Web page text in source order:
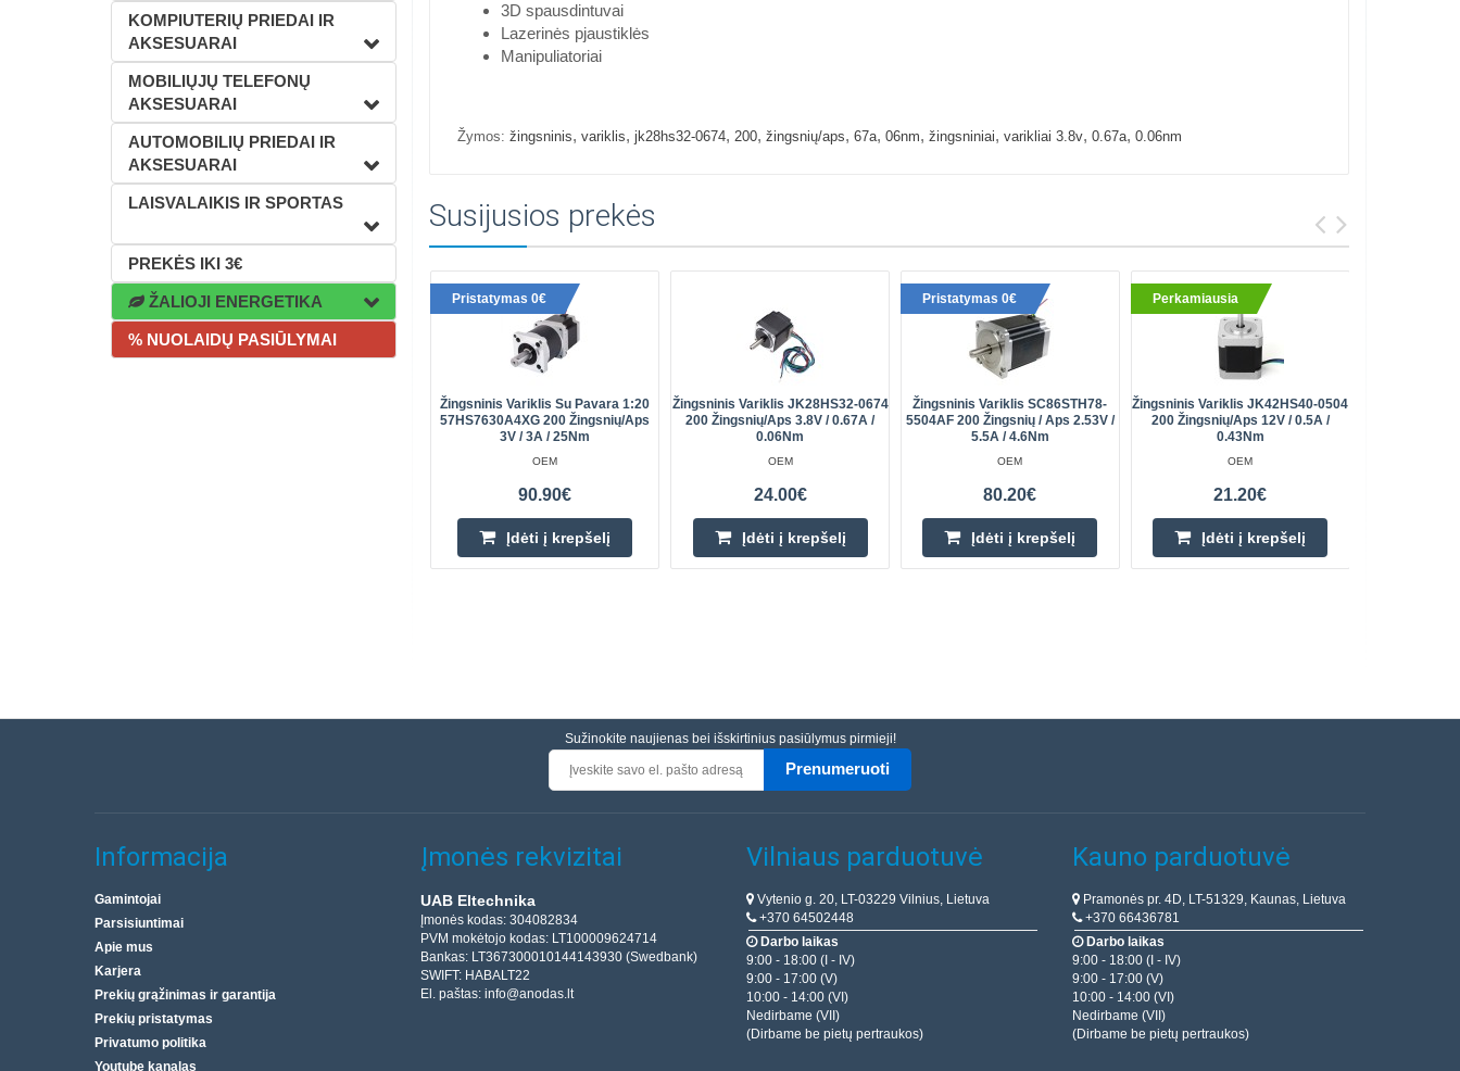
KOMPIUTERIŲ PRIEDAI IR
AKSESUARAI
MOBILIŲJŲ TELEFONŲ
AKSESUARAI
AUTOMOBILIŲ PRIEDAI IR
AKSESUARAI
LAISVALAIKIS IR SPORTAS
PREKĖS IKI 3€
ŽALIOJI ENERGETIKA
% NUOLAIDŲ PASIŪLYMAI
3D spausdintuvai
Lazerinės pjaustiklės
Manipuliatoriai
Žymos: žingsninis, variklis, jk28hs32-0674, 200, žingsnių/aps, 67a, 06nm, žingsniniai, varikliai 3.8v, 0.67a, 0.06nm
Susijusios prekės
Pristatymas 0€
Žingsninis Variklis Su Pavara 1:20
57HS7630A4XG 200 Žingsnių/aps
3V / 3A / 25Nm
OEM
90.90€
Įdėti į krepšelį
Žingsninis Variklis JK28HS32-0674
200 Žingsnių/aps 3.8V / 0.67A /
0.06Nm
OEM
24.00€
Įdėti į krepšelį
Pristatymas 0€
Žingsninis Variklis SC86STH78-
5504AF 200 Žingsnių / Aps 2.53V /
5.5A / 4.6Nm
OEM
80.20€
Įdėti į krepšelį
Perkamiausia
Žingsninis Variklis JK42HS40-0504
200 Žingsnių/aps 12V / 0.5A /
0.43Nm
OEM
21.20€
Įdėti į krepšelį
Sužinokite naujienas bei išskirtinius pasiūlymus pirmieji!
Prenumeruoti
Informacija
Gamintojai
Parsisiuntimai
Apie mus
Karjera
Prekių grąžinimas ir garantija
Prekių pristatymas
Privatumo politika
Youtube kanalas
Įmonės rekvizitai
UAB Eltechnika
Įmonės kodas: 304082834
PVM mokėtojo kodas: LT100009624714
Bankas: LT367300010144143930 (Swedbank)
SWIFT: HABALT22
El. paštas: info@anodas.lt
Vilniaus parduotuvė
Vytenio g. 20, LT-03229 Vilnius, Lietuva
+370 64502448
Darbo laikas
9:00 - 18:00 (I - IV)
9:00 - 17:00 (V)
10:00 - 14:00 (VI)
Nedirbame (VII)
(Dirbame be pietų pertraukos)
Kauno parduotuvė
Pramonės pr. 4D, LT-51329, Kaunas, Lietuva
+370 66436781
Darbo laikas
9:00 - 18:00 (I - IV)
9:00 - 17:00 (V)
10:00 - 14:00 (VI)
Nedirbame (VII)
(Dirbame be pietų pertraukos)